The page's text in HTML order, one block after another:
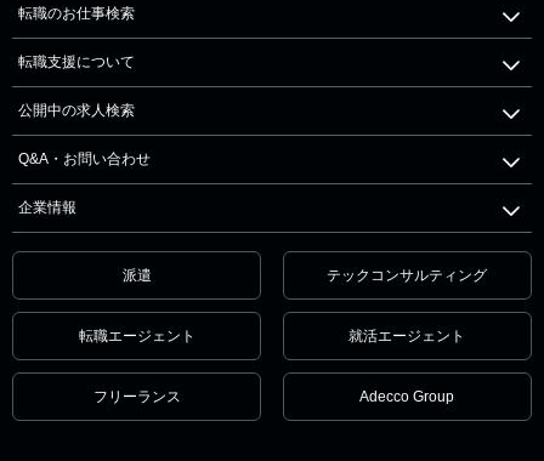
転職のお仕事検索
転職支援について
公開中の求人検索
Q&A・お問い合わせ
企業情報
派遣 テックコンサルティング
転職エージェント 就活エージェント
フリーランス Adecco Group